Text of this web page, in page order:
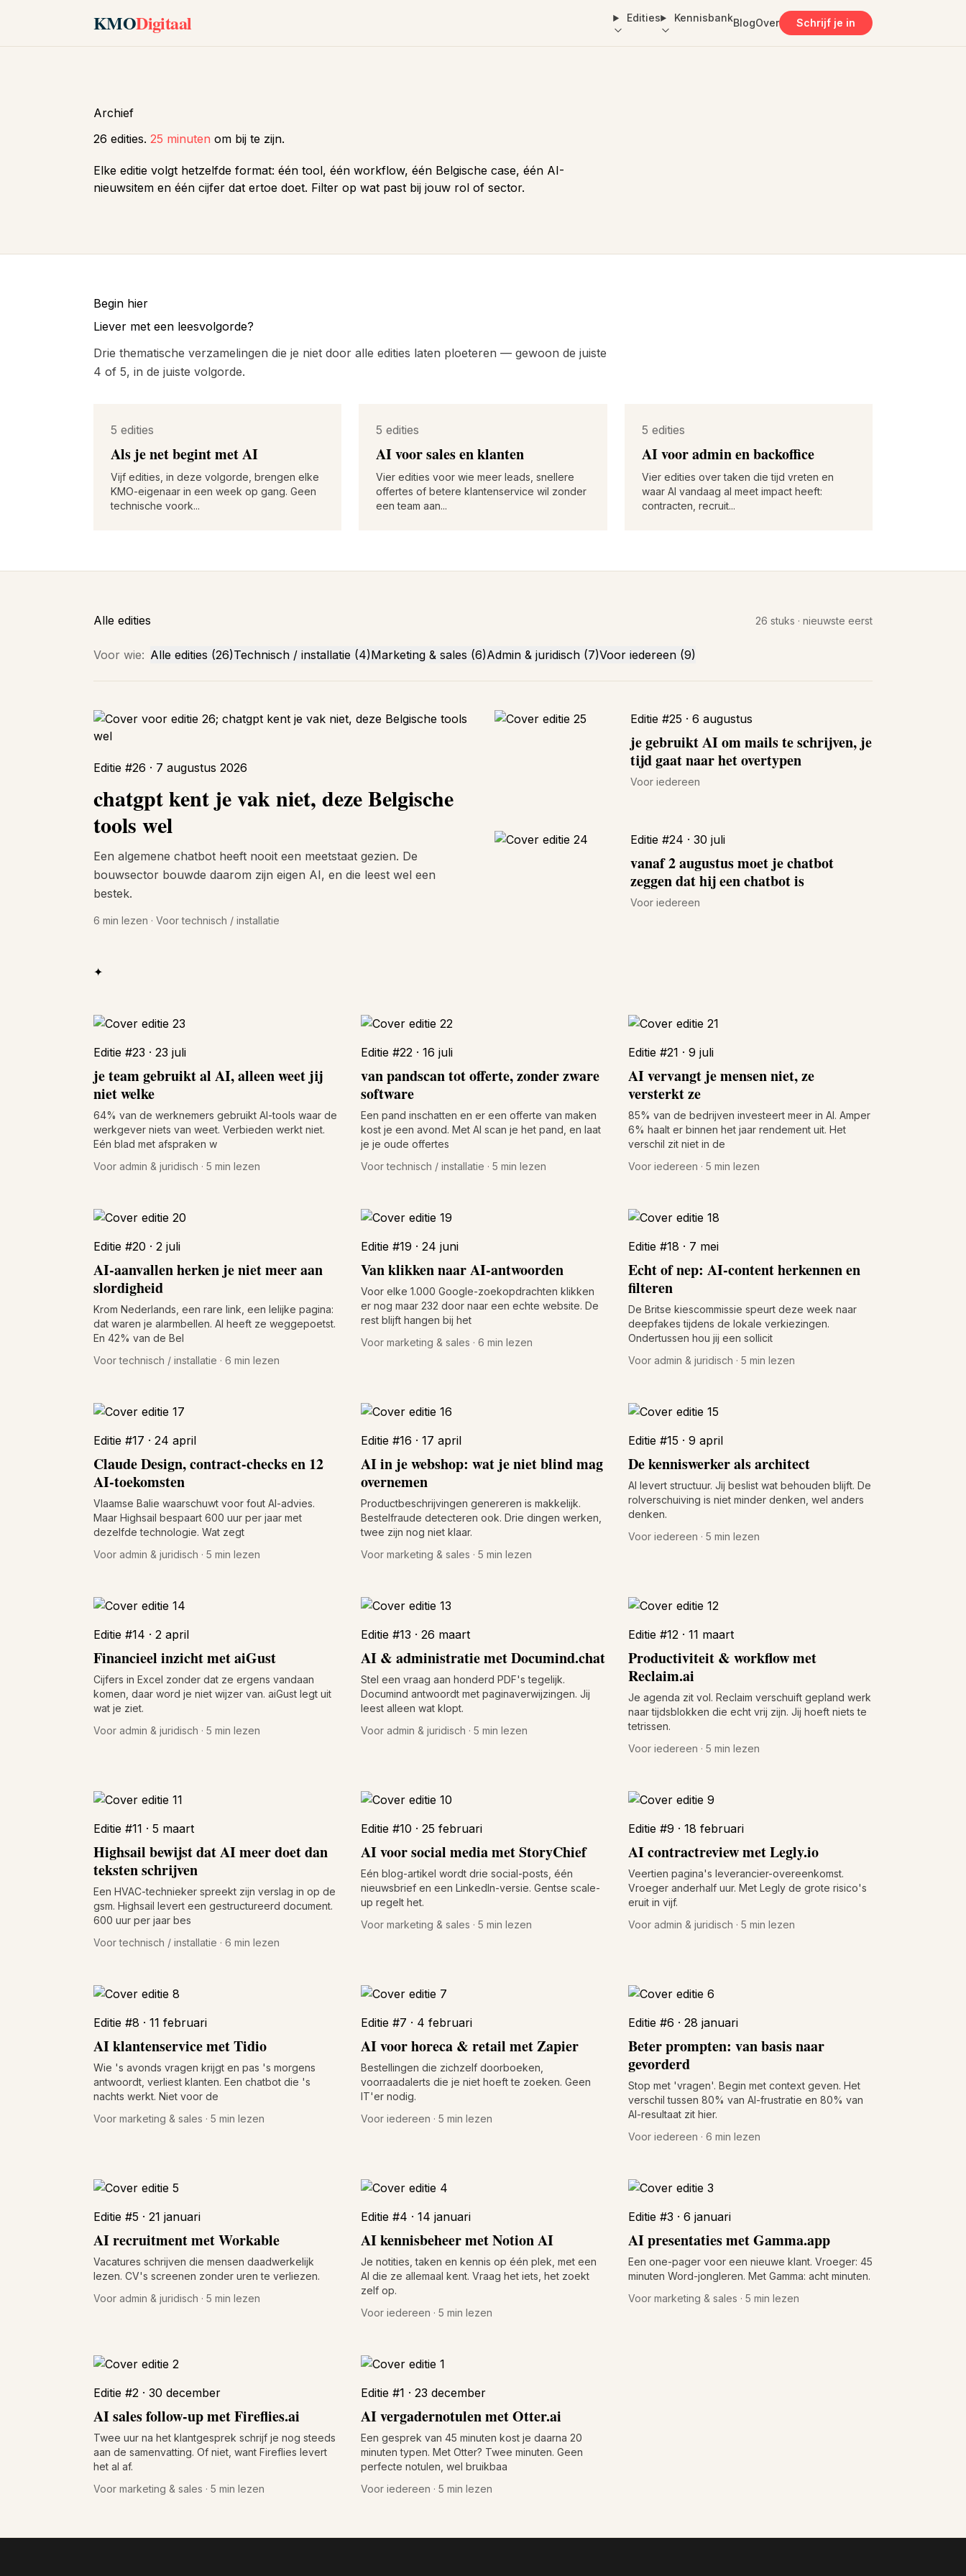
KMODigitaal Edities KennisbankBlogOver Schrijf je in
Archief
26 edities. 25 minuten om bij te zijn.
Elke editie volgt hetzelfde format: één tool, één workflow, één Belgische case, één AI-
nieuwsitem en één cijfer dat ertoe doet. Filter op wat past bij jouw rol of sector.
Begin hier
Liever met een leesvolgorde?
Drie thematische verzamelingen die je niet door alle edities laten ploeteren — gewoon de juiste
4 of 5, in de juiste volgorde.
5 edities
Als je net begint met AI
Vijf edities, in deze volgorde, brengen elke
KMO-eigenaar in een week op gang. Geen
technische voork...
5 edities
AI voor sales en klanten
Vier edities voor wie meer leads, snellere
offertes of betere klantenservice wil zonder
een team aan...
5 edities
AI voor admin en backoffice
Vier edities over taken die tijd vreten en
waar AI vandaag al meet impact heeft:
contracten, recruit...
Alle edities 26 stuks · nieuwste eerst
Voor wie: Alle edities (26)Technisch / installatie (4)Marketing & sales (6)Admin & juridisch (7)Voor iedereen (9)
Editie #26 · 7 augustus 2026
chatgpt kent je vak niet, deze Belgische
tools wel
Een algemene chatbot heeft nooit een meetstaat gezien. De
bouwsector bouwde daarom zijn eigen AI, en die leest wel een
bestek.
6 min lezen · Voor technisch / installatie
Editie #25 · 6 augustus
je gebruikt AI om mails te schrijven, je
tijd gaat naar het overtypen
Voor iedereen
Editie #24 · 30 juli
vanaf 2 augustus moet je chatbot
zeggen dat hij een chatbot is
Voor iedereen
✦
Editie #23 · 23 juli
je team gebruikt al AI, alleen weet jij
niet welke
64% van de werknemers gebruikt AI-tools waar de
werkgever niets van weet. Verbieden werkt niet.
Eén blad met afspraken w
Voor admin & juridisch · 5 min lezen
Editie #22 · 16 juli
van pandscan tot offerte, zonder zware
software
Een pand inschatten en er een offerte van maken
kost je een avond. Met AI scan je het pand, en laat
je je oude offertes
Voor technisch / installatie · 5 min lezen
Editie #21 · 9 juli
AI vervangt je mensen niet, ze
versterkt ze
85% van de bedrijven investeert meer in AI. Amper
6% haalt er binnen het jaar rendement uit. Het
verschil zit niet in de
Voor iedereen · 5 min lezen
Editie #20 · 2 juli
AI-aanvallen herken je niet meer aan
slordigheid
Krom Nederlands, een rare link, een lelijke pagina:
dat waren je alarmbellen. AI heeft ze weggepoetst.
En 42% van de Bel
Voor technisch / installatie · 6 min lezen
Editie #19 · 24 juni
Van klikken naar AI-antwoorden
Voor elke 1.000 Google-zoekopdrachten klikken
er nog maar 232 door naar een echte website. De
rest blijft hangen bij het
Voor marketing & sales · 6 min lezen
Editie #18 · 7 mei
Echt of nep: AI-content herkennen en
filteren
De Britse kiescommissie speurt deze week naar
deepfakes tijdens de lokale verkiezingen.
Ondertussen hou jij een sollicit
Voor admin & juridisch · 5 min lezen
Editie #17 · 24 april
Claude Design, contract-checks en 12
AI-toekomsten
Vlaamse Balie waarschuwt voor fout AI-advies.
Maar Highsail bespaart 600 uur per jaar met
dezelfde technologie. Wat zegt
Voor admin & juridisch · 5 min lezen
Editie #16 · 17 april
AI in je webshop: wat je niet blind mag
overnemen
Productbeschrijvingen genereren is makkelijk.
Bestelfraude detecteren ook. Drie dingen werken,
twee zijn nog niet klaar.
Voor marketing & sales · 5 min lezen
Editie #15 · 9 april
De kenniswerker als architect
AI levert structuur. Jij beslist wat behouden blijft. De
rolverschuiving is niet minder denken, wel anders
denken.
Voor iedereen · 5 min lezen
Editie #14 · 2 april
Financieel inzicht met aiGust
Cijfers in Excel zonder dat ze ergens vandaan
komen, daar word je niet wijzer van. aiGust legt uit
wat je ziet.
Voor admin & juridisch · 5 min lezen
Editie #13 · 26 maart
AI & administratie met Documind.chat
Stel een vraag aan honderd PDF's tegelijk.
Documind antwoordt met paginaverwijzingen. Jij
leest alleen wat klopt.
Voor admin & juridisch · 5 min lezen
Editie #12 · 11 maart
Productiviteit & workflow met
Reclaim.ai
Je agenda zit vol. Reclaim verschuift gepland werk
naar tijdsblokken die echt vrij zijn. Jij hoeft niets te
tetrissen.
Voor iedereen · 5 min lezen
Editie #11 · 5 maart
Highsail bewijst dat AI meer doet dan
teksten schrijven
Een HVAC-technieker spreekt zijn verslag in op de
gsm. Highsail levert een gestructureerd document.
600 uur per jaar bes
Voor technisch / installatie · 6 min lezen
Editie #10 · 25 februari
AI voor social media met StoryChief
Eén blog-artikel wordt drie social-posts, één
nieuwsbrief en een LinkedIn-versie. Gentse scale-
up regelt het.
Voor marketing & sales · 5 min lezen
Editie #9 · 18 februari
AI contractreview met Legly.io
Veertien pagina's leverancier-overeenkomst.
Vroeger anderhalf uur. Met Legly de grote risico's
eruit in vijf.
Voor admin & juridisch · 5 min lezen
Editie #8 · 11 februari
AI klantenservice met Tidio
Wie 's avonds vragen krijgt en pas 's morgens
antwoordt, verliest klanten. Een chatbot die 's
nachts werkt. Niet voor de
Voor marketing & sales · 5 min lezen
Editie #7 · 4 februari
AI voor horeca & retail met Zapier
Bestellingen die zichzelf doorboeken,
voorraadalerts die je niet hoeft te zoeken. Geen
IT'er nodig.
Voor iedereen · 5 min lezen
Editie #6 · 28 januari
Beter prompten: van basis naar
gevorderd
Stop met 'vragen'. Begin met context geven. Het
verschil tussen 80% van AI-frustratie en 80% van
AI-resultaat zit hier.
Voor iedereen · 6 min lezen
Editie #5 · 21 januari
AI recruitment met Workable
Vacatures schrijven die mensen daadwerkelijk
lezen. CV's screenen zonder uren te verliezen.
Voor admin & juridisch · 5 min lezen
Editie #4 · 14 januari
AI kennisbeheer met Notion AI
Je notities, taken en kennis op één plek, met een
AI die ze allemaal kent. Vraag het iets, het zoekt
zelf op.
Voor iedereen · 5 min lezen
Editie #3 · 6 januari
AI presentaties met Gamma.app
Een one-pager voor een nieuwe klant. Vroeger: 45
minuten Word-jongleren. Met Gamma: acht minuten.
Voor marketing & sales · 5 min lezen
Editie #2 · 30 december
AI sales follow-up met Fireflies.ai
Twee uur na het klantgesprek schrijf je nog steeds
aan de samenvatting. Of niet, want Fireflies levert
het al af.
Voor marketing & sales · 5 min lezen
Editie #1 · 23 december
AI vergadernotulen met Otter.ai
Een gesprek van 45 minuten kost je daarna 20
minuten typen. Met Otter? Twee minuten. Geen
perfecte notulen, wel bruikbaa
Voor iedereen · 5 min lezen